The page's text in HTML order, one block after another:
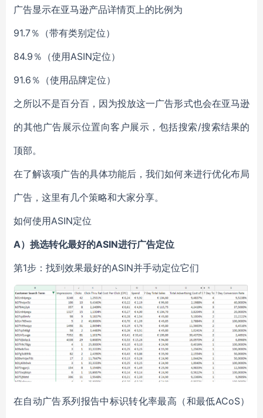
广告显示在亚马逊产品详情页上的比例为
91.7％（带有类别定位）
84.9％（使用ASIN定位）
91.6％（使用品牌定位）
之所以不是百分百，因为投放这一广告形式也会在亚马逊
的其他广告展示位置向客户展示，包括搜索/搜索结果的
顶部。
在了解该项广告的具体功能后，我们如何来进行优化布局
广告，这里有几个策略和大家分享。
如何使用ASIN定位
A）挑选转化最好的ASIN进行广告定位
第1步：找到效果最好的ASIN并手动定位它们
在自动广告系列报告中标识转化率最高（和最低ACoS）